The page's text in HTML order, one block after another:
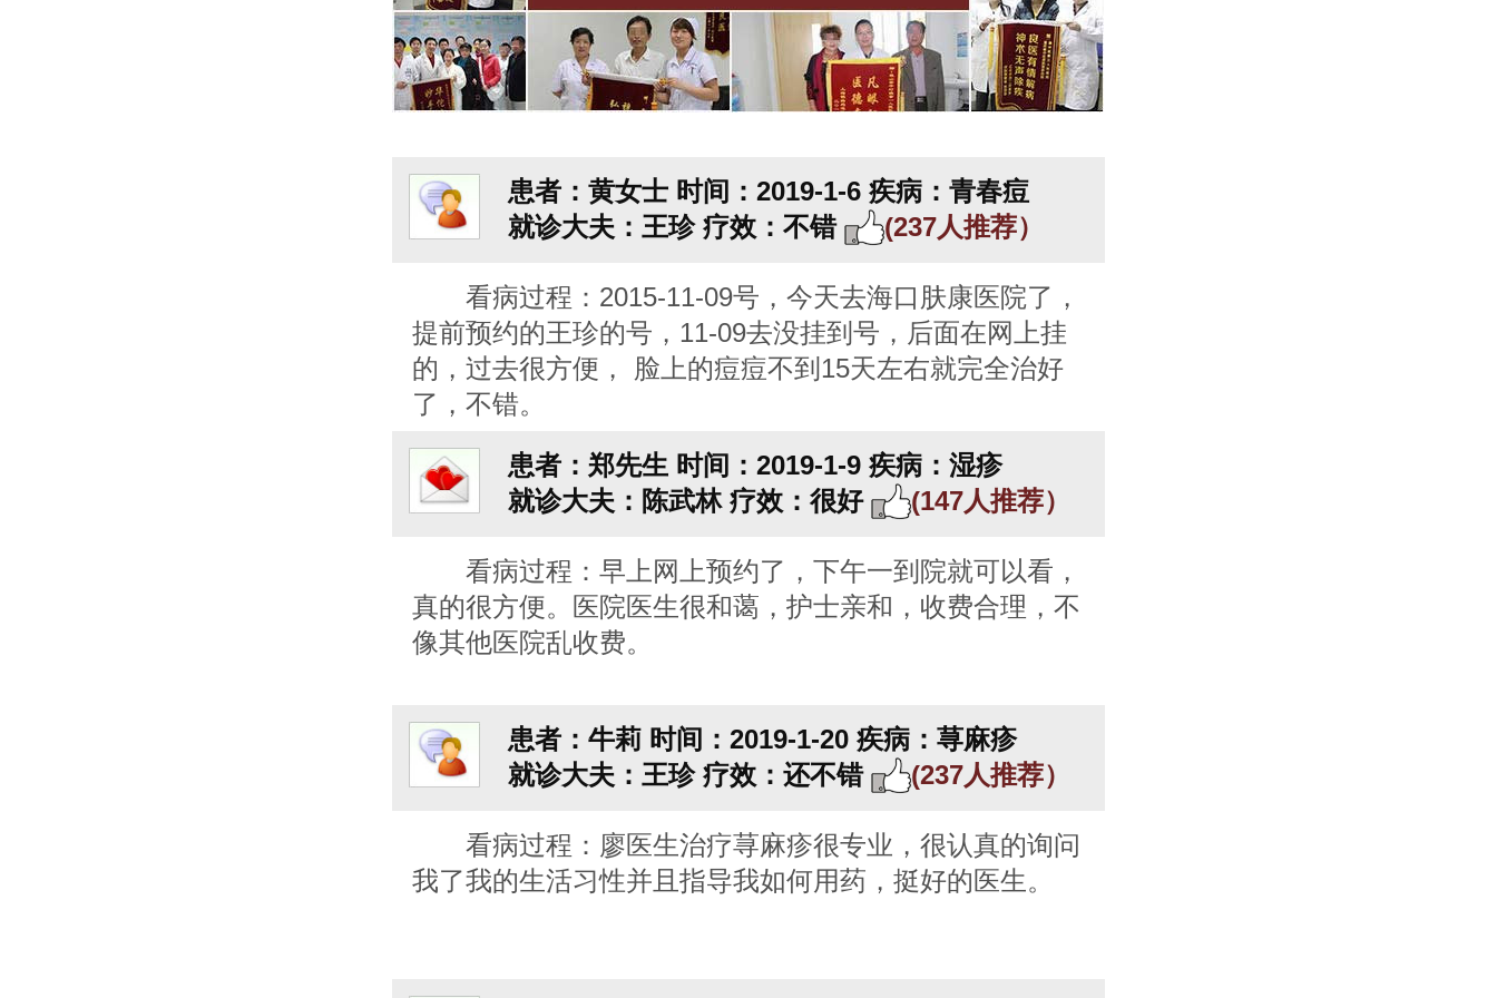
患者：黄女士 时间：2019-1-6 疾病：青春痘
就诊大夫：王珍 疗效：不错 (237人推荐）
看病过程：2015-11-09号，今天去海口肤康医院了，
提前预约的王珍的号，11-09去没挂到号，后面在网上挂
的，过去很方便， 脸上的痘痘不到15天左右就完全治好
了，不错。
患者：郑先生 时间：2019-1-9 疾病：湿疹
就诊大夫：陈武林 疗效：很好 (147人推荐）
看病过程：早上网上预约了，下午一到院就可以看，
真的很方便。医院医生很和蔼，护士亲和，收费合理，不
像其他医院乱收费。
患者：牛莉 时间：2019-1-20 疾病：荨麻疹
就诊大夫：王珍 疗效：还不错 (237人推荐）
看病过程：廖医生治疗荨麻疹很专业，很认真的询问
我了我的生活习性并且指导我如何用药，挺好的医生。